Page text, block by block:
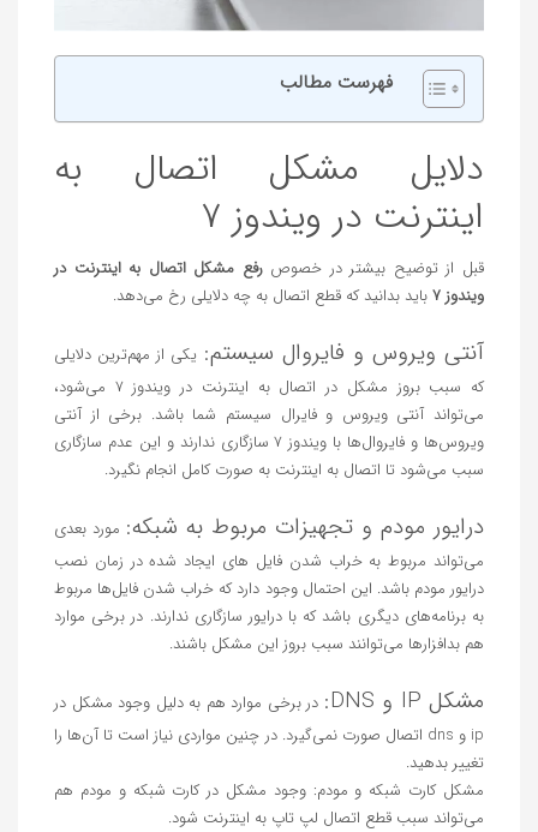
فهرست مطالب
دلایل مشکل اتصال به
اینترنت در ویندوز ۷
قبل از توضیح بیشتر در خصوصرفع مشکل اتصال به اینترنت در
ویندوز ۷
باید بدانید که قطع اتصال به چه دلایلی رخ می‌دهد.
آنتی ویروس و فایروال سیستم: یکی از مهم‌ترین دلایلی
که سبب بروز مشکل در اتصال به اینترنت در ویندوز 7 می‌شود،
می‌تواند آنتی ویروس و فایرال سیستم شما باشد. برخی از آنتی
ویروس‌ها و فایروال‌ها با ویندوز 7 سازگاری ندارند و این عدم سازگاری
سبب می‌شود تا اتصال به اینترنت به صورت کامل انجام نگیرد.
درایور مودم و تجهیزات مربوط به شبکه: مورد بعدی
می‌تواند مربوط به خراب شدن فایل های ایجاد شده در زمان نصب
درایور مودم باشد. این احتمال وجود دارد که خراب شدن فایل‌ها مربوط
به برنامه‌های دیگری باشد که با درایور سازگاری ندارند. در برخی موارد
هم بد‌افزار‌ها می‌توانند سبب بروز این مشکل باشند.
مشکل IP و DNS:
در برخی موارد هم به دلیل وجود مشکل در
ip و dns اتصال صورت نمی‌گیرد. در چنین مواردی نیاز است تا آن‌ها را
تغییر بدهید.
مشکل کارت شبکه و مودم: وجود مشکل در کارت شبکه و مودم هم
می‌تواند سبب قطع اتصال لپ تاپ به اینترنت شود.